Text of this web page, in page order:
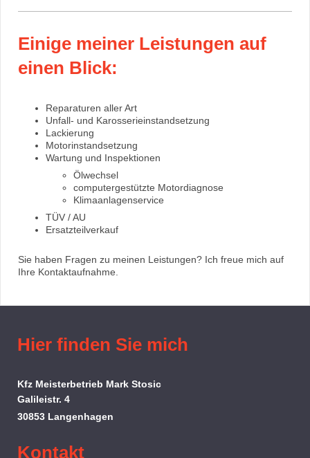
Einige meiner Leistungen auf
einen Blick:
Reparaturen aller Art
Unfall- und Karosserieinstandsetzung
Lackierung
Motorinstandsetzung
Wartung und Inspektionen
Ölwechsel
computergestützte Motordiagnose
Klimaanlagenservice
TÜV / AU
Ersatzteilverkauf
Sie haben Fragen zu meinen Leistungen? Ich freue mich auf
Ihre Kontaktaufnahme.
Hier finden Sie mich
Kfz Meisterbetrieb Mark Stosic
Galileistr. 4
30853 Langenhagen
Kontakt